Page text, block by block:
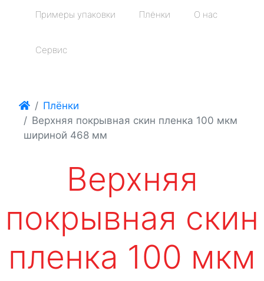
Примеры упаковки Плёнки О нас
Сервис
Плёнки
Верхняя покрывная скин пленка 100 мкм
шириной 468 мм
Верхняя
покрывная скин
пленка 100 мкм